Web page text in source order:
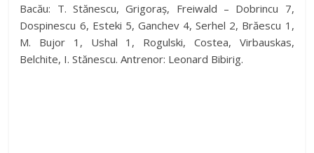
Bacău: T. Stănescu, Grigoraș, Freiwald – Dobrincu 7,
Dospinescu 6, Esteki 5, Ganchev 4, Serhel 2, Brăescu 1,
M. Bujor 1, Ushal 1, Rogulski, Costea, Virbauskas,
Belchite, I. Stănescu. Antrenor: Leonard Bibirig.